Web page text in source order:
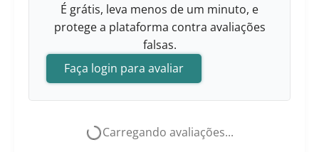
É grátis, leva menos de um minuto, e
protege a plataforma contra avaliações
falsas.
Faça login para avaliar
Carregando avaliações...